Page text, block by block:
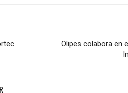
Olipes colabora en